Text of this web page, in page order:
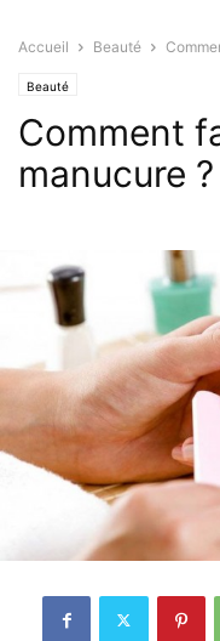
Accueil Beauté
Beauté
Comment
manucure ?